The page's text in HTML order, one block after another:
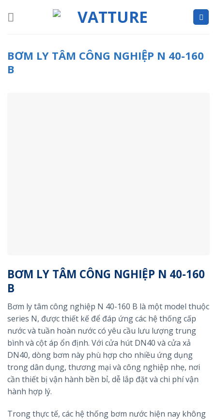
BƠM LY TÂM CÔNG NGHIỆP N 40-160
B
BƠM LY TÂM CÔNG NGHIỆP N 40-160
B
Bơm ly tâm công nghiệp N 40-160 B là một model thuộc
series N, được thiết kế để đáp ứng các hệ thống cấp
nước và tuần hoàn nước có yêu cầu lưu lượng trung
bình và cột áp ổn định. Với cửa hút DN40 và cửa xả
DN40, dòng bơm này phù hợp cho nhiều ứng dụng
trong dân dụng, thương mại và công nghiệp nhẹ, nơi
cần thiết bị vận hành bền bỉ, dễ lắp đặt và chi phí vận
hành hợp lý.
Trong thực tế, các hệ thống bơm nước hiện nay không